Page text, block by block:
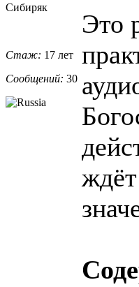
Сибиряк
Стаж: 17 лет
Сообщений: 30
Это